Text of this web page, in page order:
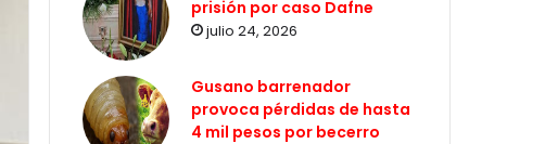
prisión por caso Dafne
julio 24, 2026
Gusano barrenador
provoca pérdidas de hasta
4 mil pesos por becerro